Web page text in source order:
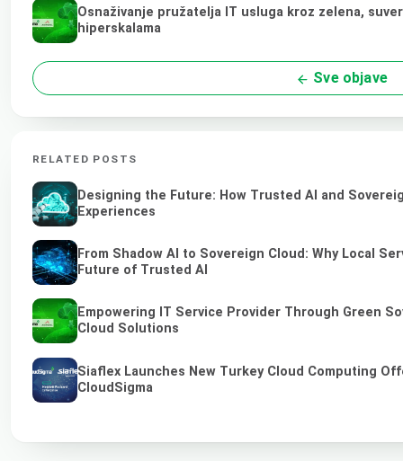
Osnaživanje pružatelja IT usluga kroz zelena,
hiperskalama
Sve objave
RELATED POSTS
Designing the Future: How Trusted AI and
Experiences
From Shadow AI to Sovereign Cloud: Why Local
Future of Trusted AI
Empowering IT Service Provider Through Green
Cloud Solutions
Siaflex Launches New Turkey Cloud Computing
CloudSigma